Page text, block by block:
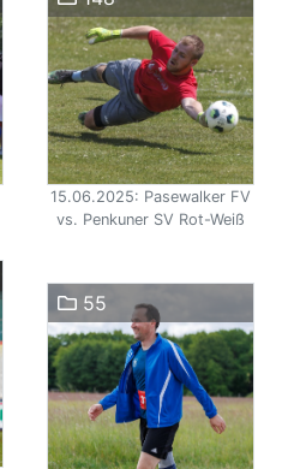
15.06.2025: Pasewalker FV
vs. Penkuner SV Rot-Weiß
55